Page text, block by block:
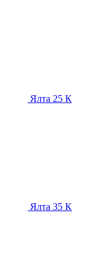
Ялта 25 К
Ялта 35 К